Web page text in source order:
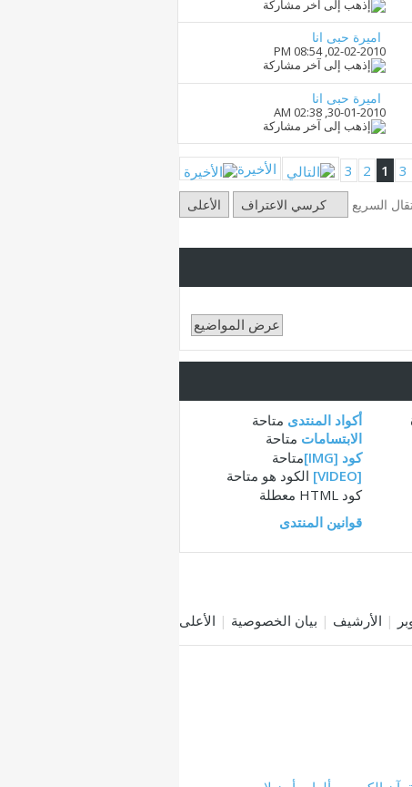
اميرة حبى انا
02-02-2010,
08:54 PM
اميرة حبى انا
30-01-2010,
02:38 AM
1
2
3 الأخيرة
السريع كرسي الاعتراف الأعلى
أكواد المنتدى متاحة
الابتسامات متاحة
كود [IMG]
متاحة
[VIDEO]
الكود هو متاحة
كود HTML
معطلة
قوانين المنتدى
| الأرشيف | بيان الخصوصية | الأعلى